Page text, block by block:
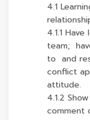
4.1
4.1.1
team;
to and
conflict
attitude.
4.1.2
comment